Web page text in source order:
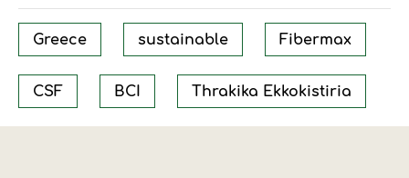
Greece sustainable Fibermax
CSF BCI Thrakika Ekkokistiria